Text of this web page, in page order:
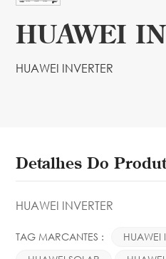
HUAWEI
HUAWEI INVERTER
Detalhes Do
HUAWEI INVERTER
TAG MARCANTES :
HUAWEI